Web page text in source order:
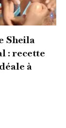
Sheila
: recette
à